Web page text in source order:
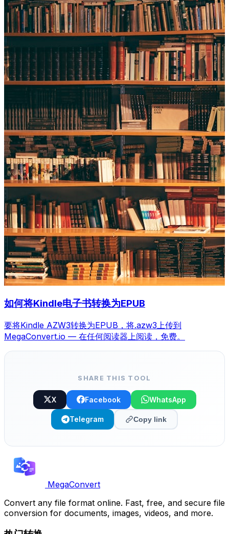
如何将Kindle电子书转换为EPUB
要将Kindle AZW3转换为EPUB，将.azw3上传到
MegaConvert.io — 在任何阅读器上阅读，免费。
SHARE THIS TOOL
X Facebook WhatsApp
Telegram Copy link
MegaConvert
Convert any file format online. Fast, free, and secure file
conversion for documents, images, videos, and more.